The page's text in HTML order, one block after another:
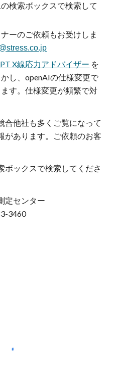
検索ボックスで検索して
ーのご依頼もお受けしま
X線応力アドバイザー を
し、openAIの仕様変更で
す。仕様変更が頻繁で対
合他社も多くご覧になって
があります。ご依頼のお客
ボックスで検索してくださ
センター
3460